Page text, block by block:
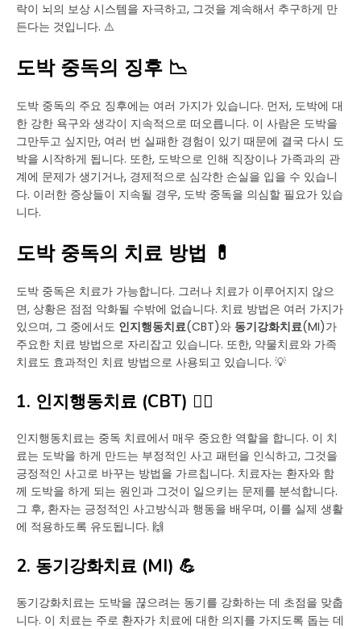
락이 뇌의 보상 시스템을 자극하고, 그것을 계속해서 추구하게 만
든다는 것입니다. ⚠️
도박 중독의 징후 📉
도박 중독의 주요 징후에는 여러 가지가 있습니다. 먼저, 도박에 대
한 강한 욕구와 생각이 지속적으로 떠오릅니다. 이 사람은 도박을
그만두고 싶지만, 여러 번 실패한 경험이 있기 때문에 결국 다시 도
박을 시작하게 됩니다. 또한, 도박으로 인해 직장이나 가족과의 관
계에 문제가 생기거나, 경제적으로 심각한 손실을 입을 수 있습니
다. 이러한 증상들이 지속될 경우, 도박 중독을 의심할 필요가 있습
니다.
도박 중독의 치료 방법 💊
도박 중독은 치료가 가능합니다. 그러나 치료가 이루어지지 않으
면, 상황은 점점 악화될 수밖에 없습니다. 치료 방법은 여러 가지가
있으며, 그 중에서도 인지행동치료(CBT)와 동기강화치료(MI)가
주요한 치료 방법으로 자리잡고 있습니다. 또한, 약물치료와 가족
치료도 효과적인 치료 방법으로 사용되고 있습니다. 💡
1. 인지행동치료 (CBT) 🧑‍⚕️
인지행동치료는 중독 치료에서 매우 중요한 역할을 합니다. 이 치
료는 도박을 하게 만드는 부정적인 사고 패턴을 인식하고, 그것을
긍정적인 사고로 바꾸는 방법을 가르칩니다. 치료자는 환자와 함
께 도박을 하게 되는 원인과 그것이 일으키는 문제를 분석합니다.
그 후, 환자는 긍정적인 사고방식과 행동을 배우며, 이를 실제 생활
에 적용하도록 유도됩니다. 🙌
2. 동기강화치료 (MI) 💪
동기강화치료는 도박을 끊으려는 동기를 강화하는 데 초점을 맞춥
니다. 이 치료는 주로 환자가 치료에 대한 의지를 가지도록 돕는 데